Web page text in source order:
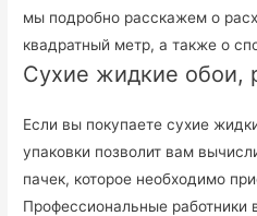
мы подробно расскажем о
квадратный метр, а также о
Сухие жидкие обои,
Если вы покупаете сухие
упаковки позволит вам
пачек, которое необходимо
Профессиональные работники